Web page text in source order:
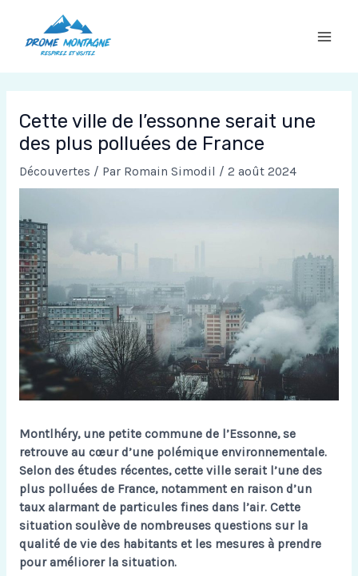
contenu
Cette ville de l’essonne serait une
des plus polluées de France
Découvertes / Par Romain Simodil / 2 août 2024
Montlhéry, une petite commune de l’Essonne, se
retrouve au cœur d’une polémique environnementale.
Selon des études récentes, cette ville serait l’une des
plus polluées de France, notamment en raison d’un
taux alarmant de particules fines dans l’air. Cette
situation soulève de nombreuses questions sur la
qualité de vie des habitants et les mesures à prendre
pour améliorer la situation.